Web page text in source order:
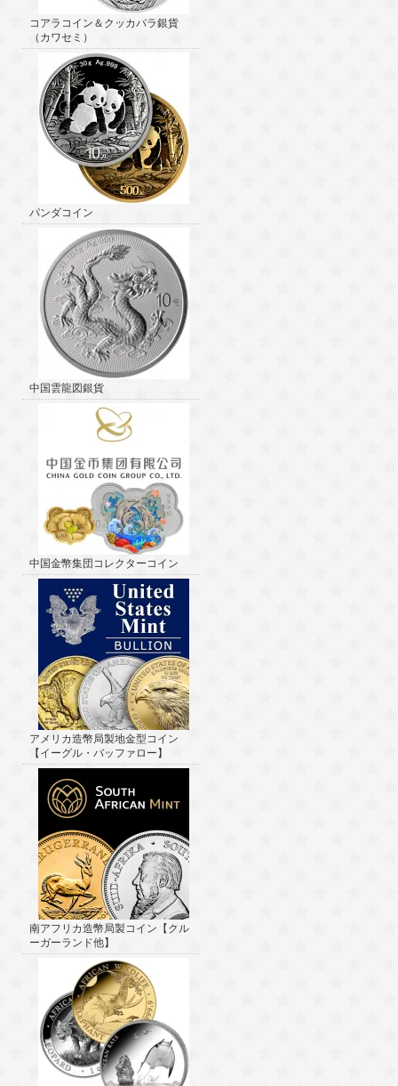
コアラコイン＆クッカバラ銀貨
（カワセミ）
パンダコイン
中国雲龍図銀貨
中国金幣集団コレクターコイン
アメリカ造幣局製地金型コイン
【イーグル・バッファロー】
南アフリカ造幣局製コイン【クル
ーガーランド他】